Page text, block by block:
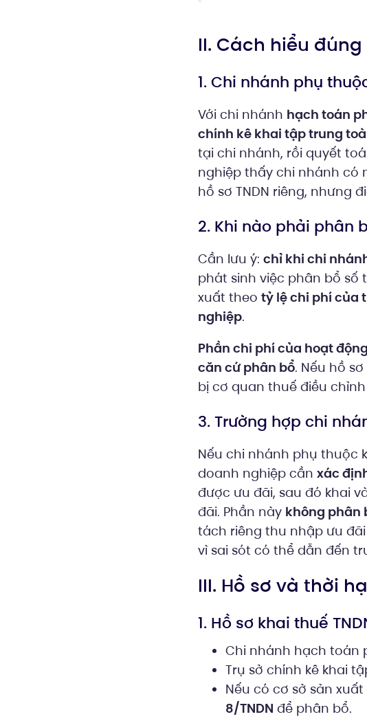
II. Cách hiểu
1. Chi nhánh phụ
Với chi nhánh hạch toán
chính kê khai tập trung
tại chi nhánh, rồi quyết
nghiệp thấy chi nhánh có
hồ sơ TNDN riêng, nhưng
2. Khi nào phải phân
Cần lưu ý: chỉ khi chi
phát sinh việc phân bổ số
xuất theo tỷ lệ chi phí của
nghiệp.
Phần chi phí của hoạt
căn cứ phân bổ. Nếu hồ
bị cơ quan thuế điều chỉnh
3. Trường hợp chi
Nếu chi nhánh phụ thuộc
doanh nghiệp cần xác
được ưu đãi, sau đó khai
đãi. Phần này không phân
tách riêng thu nhập ưu
vì sai sót có thể dẫn đến
III. Hồ sơ và thời
1. Hồ sơ khai thuế
Chi nhánh hạch toán
Trụ sở chính kê khai
Nếu có cơ sở sản
8/TNDN để phân bổ.